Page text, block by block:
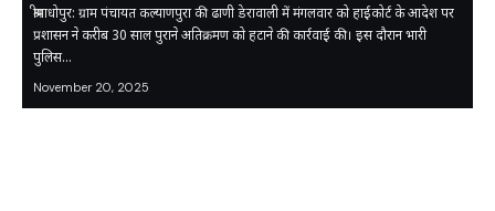
श्रीमाधोपुर: ग्राम पंचायत कल्याणपुरा की ढाणी डेरावाली में मंगलवार को हाईकोर्ट के आदेश पर
प्रशासन ने करीब 30 साल पुराने अतिक्रमण को हटाने की कार्रवाई की। इस दौरान भारी
पुलिस…
November 20, 2025